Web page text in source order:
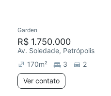
Garden
R$ 1.750.000
Av. Soledade, Petrópolis
170m² 3
2
Ver contato